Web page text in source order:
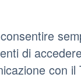
di
con il